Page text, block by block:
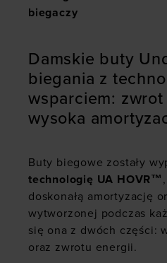
biegaczy
Damskie buty
biegania z
wsparciem:
wysoka
Buty biegowe zostały
technologię UA HOVR™
doskonałą amortyzację
wytworzonej podczas
się ona z dwóch części:
oraz zwrotu energii.